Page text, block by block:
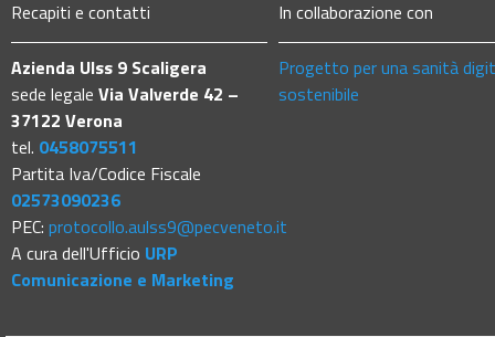
Recapiti e contatti
Azienda Ulss 9 Scaligera
sede legale Via Valverde 42 –
37122 Verona
tel. 0458075511
Partita Iva/Codice Fiscale
02573090236
PEC: protocollo.aulss9@pecveneto.it
A cura dell'Ufficio URP
Comunicazione e Marketing
In collaborazione con
Progetto per una sanità
sostenibile